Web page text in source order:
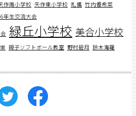
作南小学校 矢作東小学校 礼儀 竹内優希菜
年生交流大会
緑丘小学校 美合小学校
親子ソフトボール教室 野村碧月 鈴木海羅